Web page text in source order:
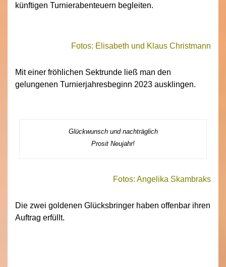
künftigen Turnierabenteuern begleiten.
Fotos: Elisabeth und Klaus Christmann
Mit einer fröhlichen Sektrunde ließ man den
gelungenen Turnierjahresbeginn 2023 ausklingen.
Glückwunsch und nachträglich
Prosit Neujahr!
Fotos: Angelika Skambraks
Die zwei goldenen Glücksbringer haben offenbar ihren
Auftrag erfüllt.